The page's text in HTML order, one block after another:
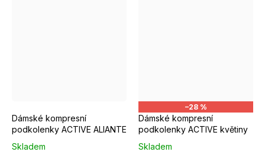
Dámské kompresní
podkolenky ACTIVE ALIANTE
Skladem
–28 %
Dámské kompresní
podkolenky ACTIVE květiny
Skladem